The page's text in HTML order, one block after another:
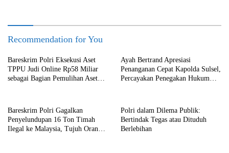
Recommendation for You
Bareskrim Polri Eksekusi Aset
TPPU Judi Online Rp58 Miliar
sebagai Bagian Pemulihan Aset
Ayah Bertrand Apresiasi
Penanganan Cepat Kapolda Sulsel,
Percayakan Penegakan Hukum
Bareskrim Polri Gagalkan
Penyelundupan 16 Ton Timah
Ilegal ke Malaysia, Tujuh Orang
Polri dalam Dilema Publik:
Bertindak Tegas atau Dituduh
Berlebihan